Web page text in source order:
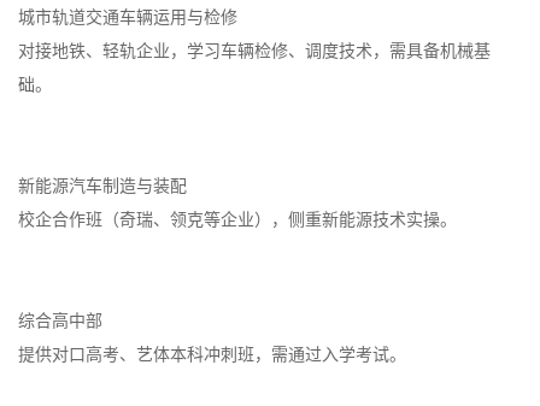
城市轨道交通车辆运用与检修
对接地铁、轻轨企业，学习车辆检修、调度技术，需具备机械基
础。
新能源汽车制造与装配
校企合作班（奇瑞、领克等企业），侧重新能源技术实操。
综合高中部
提供对口高考、艺体本科冲刺班，需通过入学考试。